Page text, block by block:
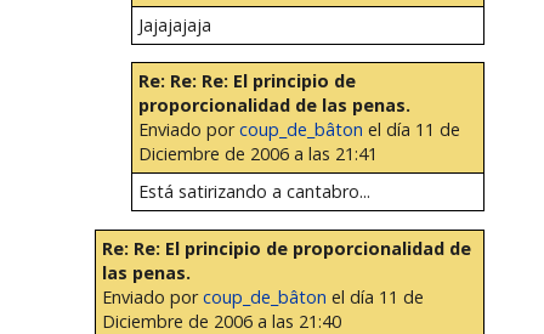
Jajajajaja
Re: Re: Re: El principio de
proporcionalidad de las penas.
Enviado porcoup_de_bâton el día 11 de
Diciembre de 2006 a las 21:41
Está satirizando a cantabro...
Re: Re: El principio de proporcionalidad de
las penas.
Enviado porcoup_de_bâton el día 11 de
Diciembre de 2006 a las 21:40